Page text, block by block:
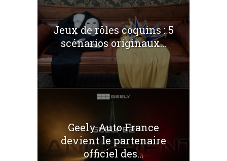
Jeux de rôles coquins : 5
scénarios originaux...
Geely Auto France
devient le partenaire
officiel des...